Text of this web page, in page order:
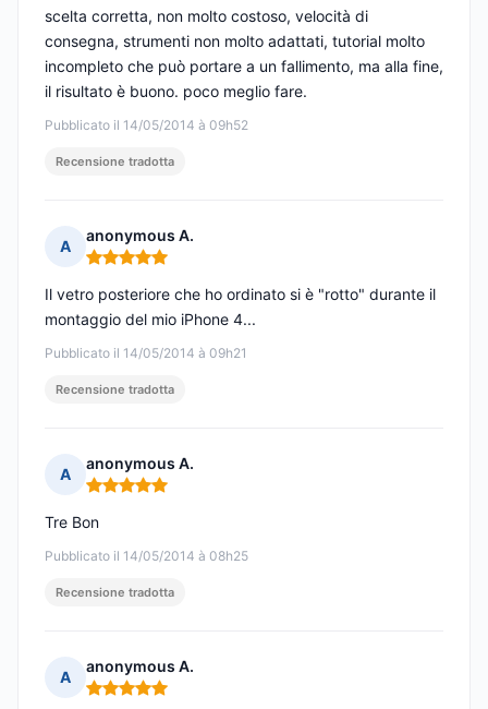
Pubblicato il 14/05/2014 à 09h52
scelta corretta, non molto costoso, velocità di
consegna, strumenti non molto adattati, tutorial molto
incompleto che può portare a un fallimento, ma alla fine,
il risultato è buono. poco meglio fare.
Recensione tradotta
A
anonymous A.
Nota: 5 su 5
Pubblicato il 14/05/2014 à 09h21
Il vetro posteriore che ho ordinato si è "rotto" durante il
montaggio del mio iPhone 4...
Recensione tradotta
A
anonymous A.
Nota: 5 su 5
Pubblicato il 14/05/2014 à 08h25
Tre Bon
Recensione tradotta
A
anonymous A.
Nota: 5 su 5